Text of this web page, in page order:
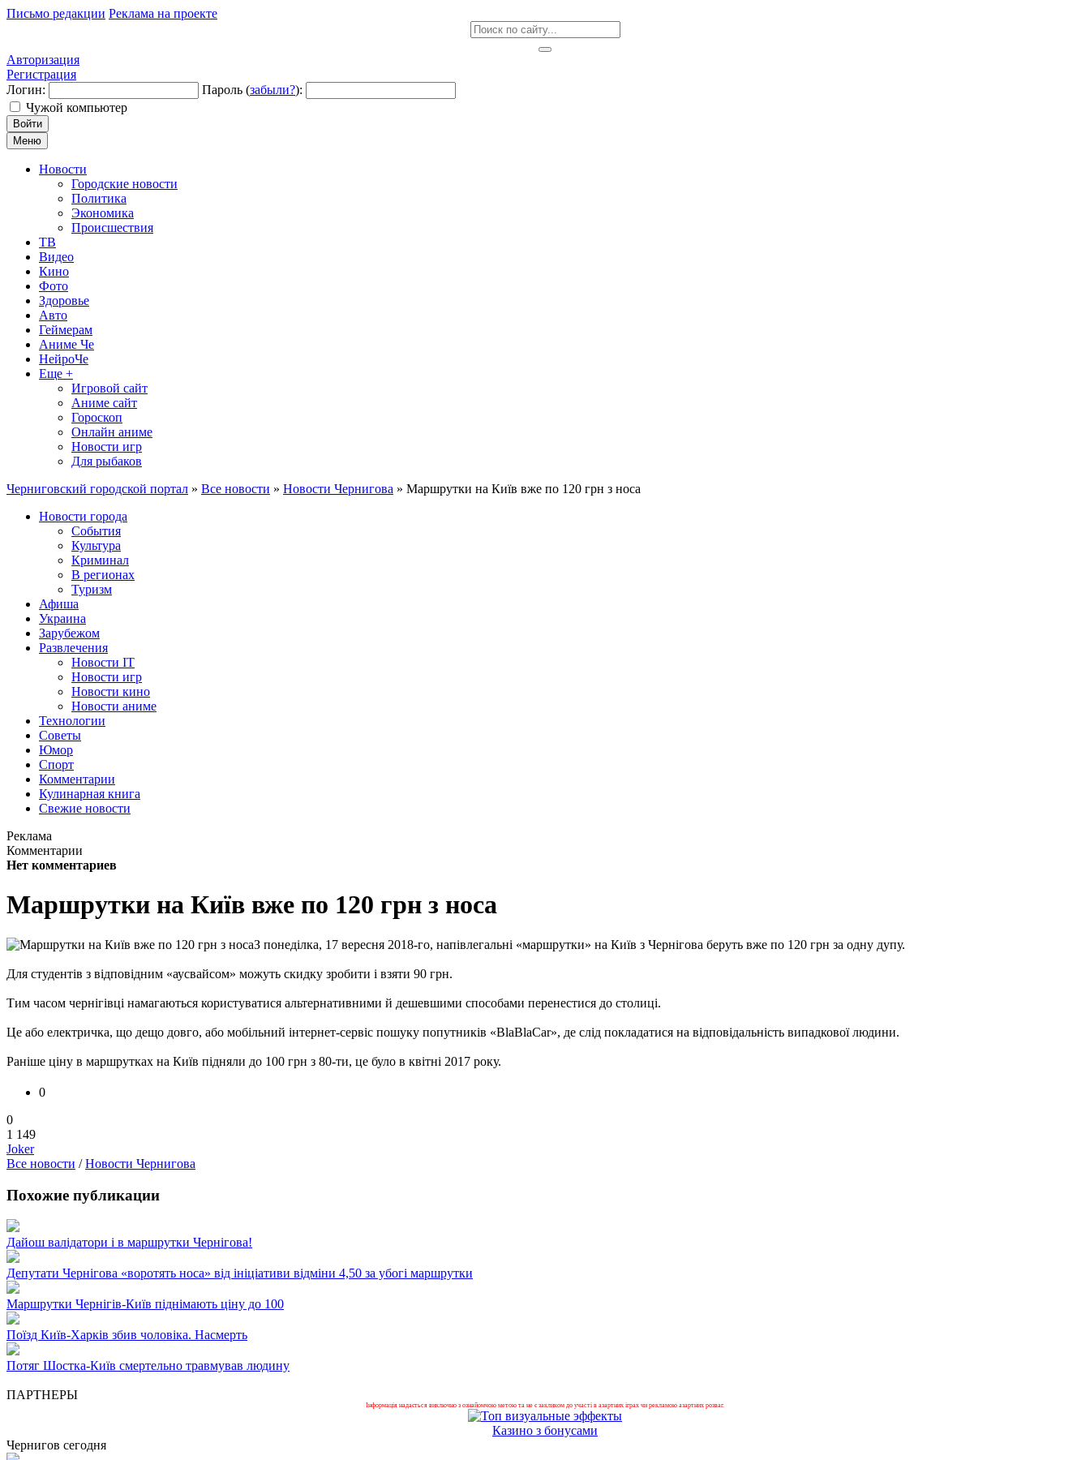
Письмо редакции Реклама на проекте
Авторизация
Регистрация
Логин:
Пароль (забыли?):
Чужой компьютер
Войти
Меню
Новости
Городские новости
Политика
Экономика
Происшествия
ТВ
Видео
Кино
Фото
Здоровье
Авто
Геймерам
Аниме Че
НейроЧе
Еще +
Игровой сайт
Аниме сайт
Гороскоп
Онлайн аниме
Новости игр
Для рыбаков
Черниговский городской портал » Все новости » Новости Чернигова » Маршрутки на Київ вже по 120 грн з носа
Новости города
События
Культура
Криминал
В регионах
Туризм
Афиша
Украина
Зарубежом
Развлечения
Новости IT
Новости игр
Новости кино
Новости аниме
Технологии
Советы
Юмор
Спорт
Комментарии
Кулинарная книга
Свежие новости
Реклама
Комментарии
Нет комментариев
Маршрутки на Київ вже по 120 грн з носа
З понеділка, 17 вересня 2018-го, напівлегальні «маршрутки» на Київ з Чернігова беруть вже по 120 грн за одну дупу.
Для студентів з відповідним «аусвайсом» можуть скидку зробити і взяти 90 грн.
Тим часом чернігівці намагаються користуватися альтернативними й дешевшими способами перенестися до столиці.
Це або електричка, що дещо довго, або мобільний інтернет-сервіс пошуку попутників «BlaBlaCar», де слід покладатися на відповідальність випадкової людини.
Раніше ціну в маршрутках на Київ підняли до 100 грн з 80-ти, це було в квітні 2017 року.
0
0
1 149
Joker
Все новости /Новости Чернигова
Похожие публикации
Дайош валідатори і в маршрутки Чернігова!
Депутати Чернігова «воротять носа» від ініціативи відміни 4,50 за убогі маршрутки
Маршрутки Чернігів-Київ піднімають ціну до 100
Поїзд Київ-Харків збив чоловіка. Насмерть
Потяг Шостка-Київ смертельно травмував людину
ПАРТНЕРЫ
Інформація надається виключно з ознайомчою метою та не є закликом до участі в азартних іграх чи рекламою азартних розваг.
Казино з бонусами
Чернигов сегодня